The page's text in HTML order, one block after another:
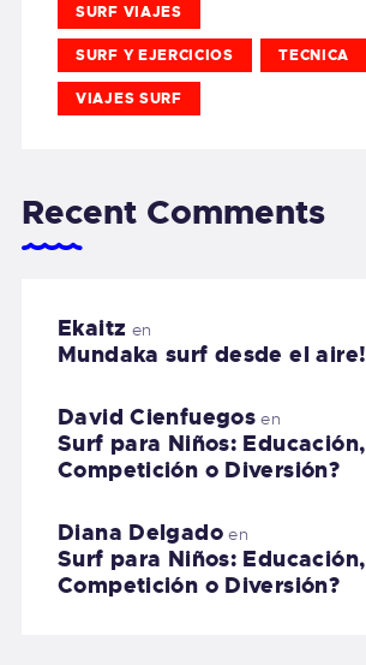
SURF VIAJES
SURF Y EJERCICIOS TECNICA
VIAJES SURF
Recent Comments
Ekaitz en
Mundaka surf desde el aire!
David Cienfuegos en
Surf para Niños: Educación,
Competición o Diversión?
Diana Delgadoen
Surf para Niños: Educación,
Competición o Diversión?